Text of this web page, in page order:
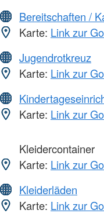
Bereitschaften /
Karte: Link zur
Jugendrotkreuz
Karte: Link zur
Karte: Link zur
Kleidercontainer
Karte: Link zur
Kleiderläden
Karte: Link zur